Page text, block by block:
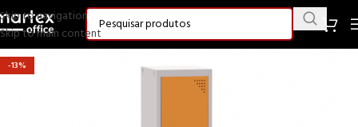
Skip to navigation
Skip to main content
-13%